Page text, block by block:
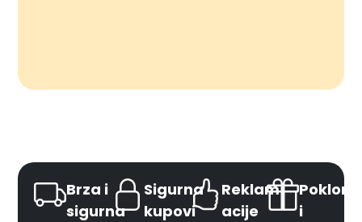
Brza i
sigurna
Sigurna
kupovi
Reklam
acije
Pokloni
i